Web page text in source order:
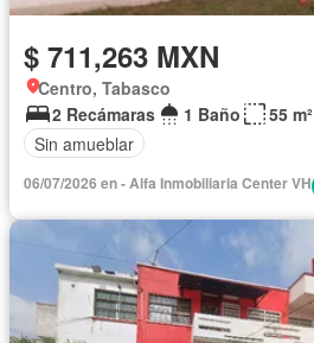
$ 711,263 MXN
Centro, Tabasco
2 Recámaras
1 Baño
55 m²
Sin amueblar
06/07/2026 en - Alfa Inmobiliaria Center VH